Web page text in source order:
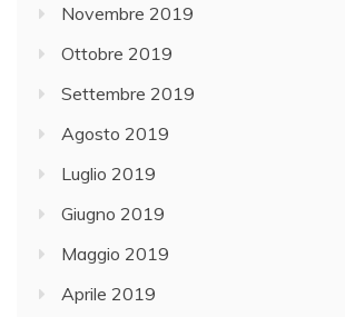
Novembre 2019
Ottobre 2019
Settembre 2019
Agosto 2019
Luglio 2019
Giugno 2019
Maggio 2019
Aprile 2019